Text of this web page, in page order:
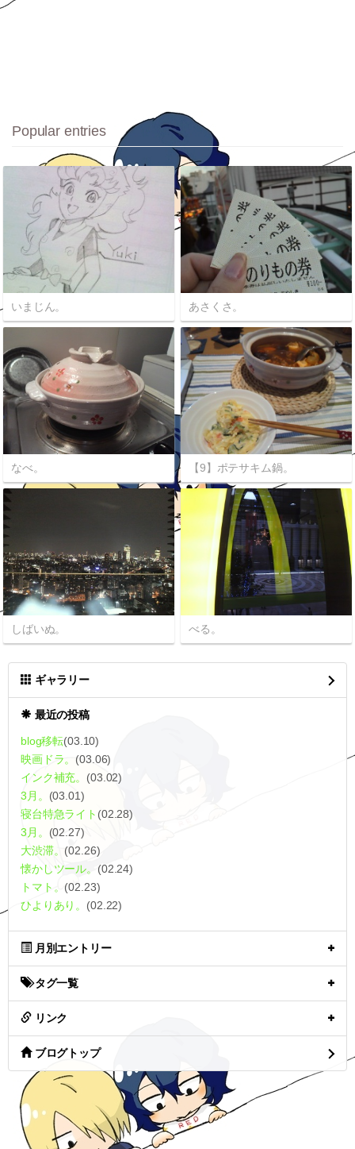
Popular entries
いまじん。 あさくさ。
なべ。 【9】ポテサキム鍋。
しばいぬ。 べる。
ギャラリー
最近の投稿
blog移転(03.10)
映画ドラ。 (03.06)
インク補充。 (03.02)
3月。 (03.01)
寝台特急ライト (02.28)
3月。 (02.27)
大渋滞。(02.26)
懐かしツール。 (02.24)
トマト。 (02.23)
ひよりあり。 (02.22)
月別エントリー
タグ一覧
リンク
ブログトップ